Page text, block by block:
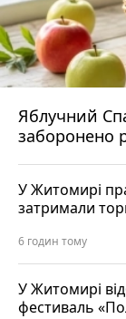
Яблучний
заборонено
У Житомирі
затримали
6 годин тому
У Житомирі
фестиваль